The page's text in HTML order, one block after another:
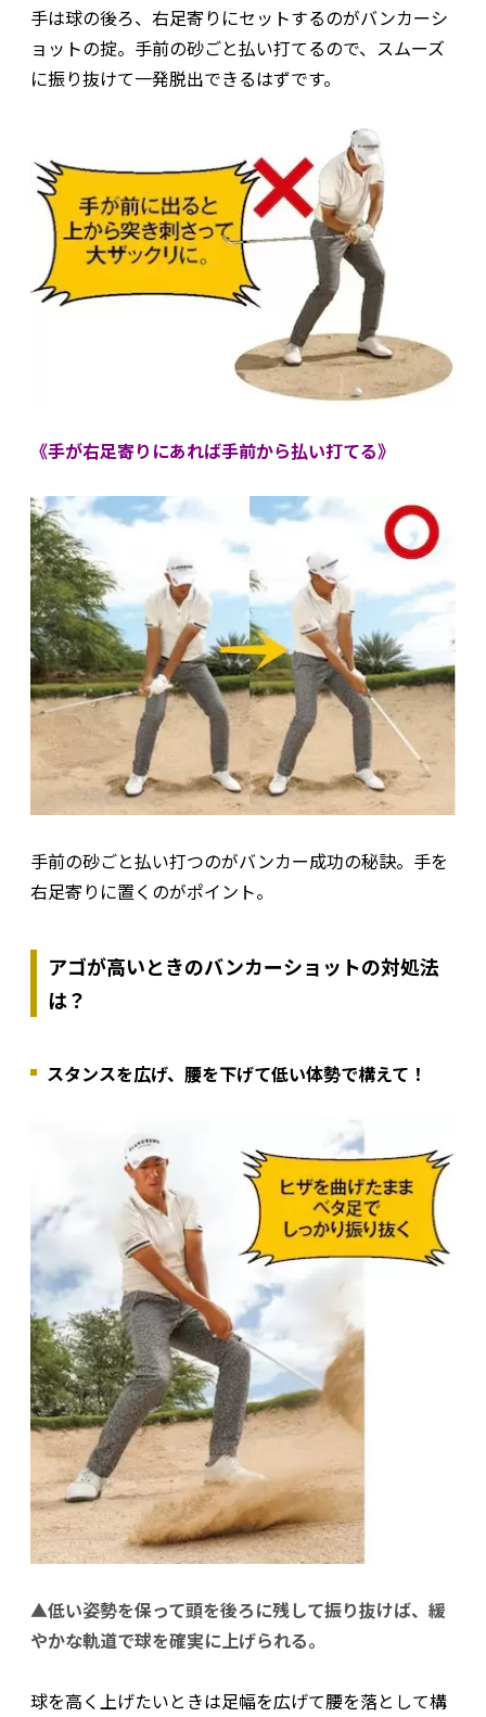
手は球の後ろ、右足寄りにセットするのがバンカーシ
ョットの掟。手前の砂ごと払い打てるので、スムーズ
に振り抜けて一発脱出できるはずです。
《手が右足寄りにあれば手前から払い打てる》
手前の砂ごと払い打つのがバンカー成功の秘訣。手を
右足寄りに置くのがポイント。
アゴが高いときのバンカーショットの対処法
は？
スタンスを広げ、腰を下げて低い体勢で構えて！
▲低い姿勢を保って頭を後ろに残して振り抜けば、緩
やかな軌道で球を確実に上げられる。
球を高く上げたいときは足幅を広げて腰を落として構